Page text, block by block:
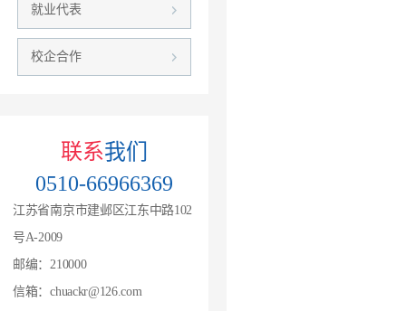
就业代表
校企合作
联系我们
0510-66966369
江苏省南京市建邺区江东中路102
号A-2009
邮编：210000
信箱：chuackr@126.com